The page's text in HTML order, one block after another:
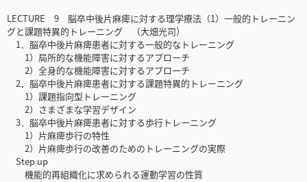
LECTURE 9 脳卒中後片麻痺に対する理学療法（1）一般的トレーニン
グと課題特異的トレーニング （大畑光司）
1．脳卒中後片麻痺患者に対する一般的なトレーニング
1）局所的な機能障害に対するアプローチ
2）全身的な機能障害に対するアプローチ
2．脳卒中後片麻痺患者に対する課題特異的トレーニング
1）課題指向型トレーニング
2）さまざまな学習デザイン
3．脳卒中後片麻痺患者に対する歩行トレーニング
1）片麻痺歩行の特性
2）片麻痺歩行の改善のためのトレーニングの実際
Step up
機能的再組織化に求められる運動学習の性質